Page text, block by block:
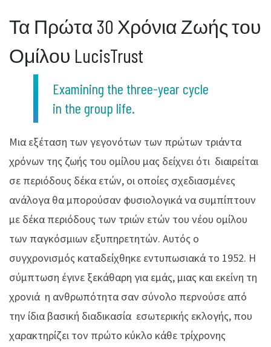
Τα Πρώτα 30 Χρόνια Ζωής του
Ομίλου LucisTrust
Examining the three-year cycle
in the group life.
Μια εξέταση των γεγονότων των πρώτων τριάντα
χρόνων της ζωής του ομίλου μας δείχνει ότι διαιρείται
σε περιόδους δέκα ετών, οι οποίες σχεδιασμένες
ανάλογα θα μπορούσαν φυσιολογικά να συμπίπτουν
με δέκα περιόδους των τριών ετών του νέου ομίλου
των παγκόσμιων εξυπηρετητών. Αυτός ο
συγχρονισμός καταδείχθηκε εντυπωσιακά το 1952. Η
σύμπτωση έγινε ξεκάθαρη για εμάς, μιας και εκείνη τη
χρονιά η ανθρωπότητα σαν σύνολο περνούσε από
την ίδια βασική διαδικασία εσωτερικής εκλογής, που
χαρακτηρίζει τον πρώτο κύκλο κάθε τρίχρονης